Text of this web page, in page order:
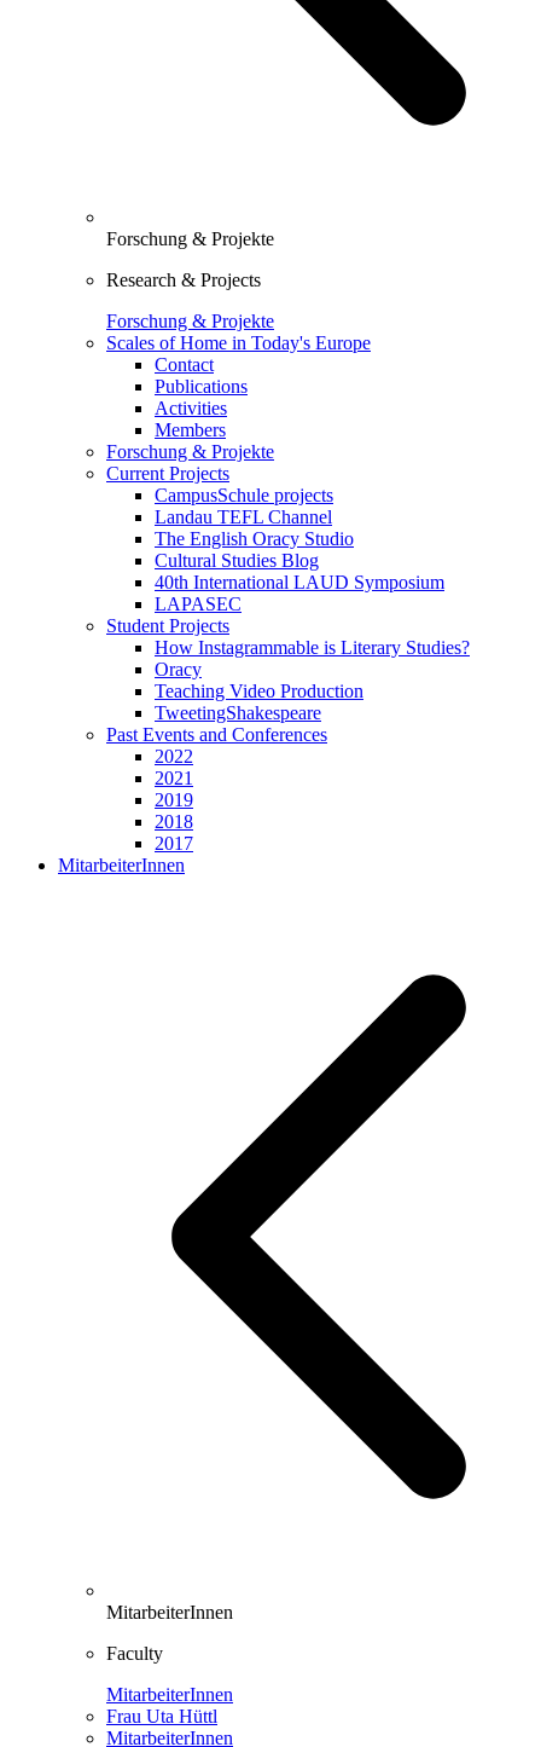
Forschung & Projekte
Research & Projects
Forschung & Projekte
Scales of Home in Today's Europe
Contact
Publications
Activities
Members
Forschung & Projekte
Current Projects
CampusSchule projects
Landau TEFL Channel
The English Oracy Studio
Cultural Studies Blog
40th International LAUD Symposium
LAPASEC
Student Projects
How Instagrammable is Literary Studies?
Oracy
Teaching Video Production
TweetingShakespeare
Past Events and Conferences
2022
2021
2019
2018
2017
MitarbeiterInnen
MitarbeiterInnen
Faculty
MitarbeiterInnen
Frau Uta Hüttl
MitarbeiterInnen